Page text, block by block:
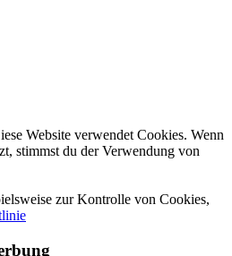
Website verwendet Cookies. Wenn
stimmst du der Verwendung von
zur Kontrolle von Cookies,